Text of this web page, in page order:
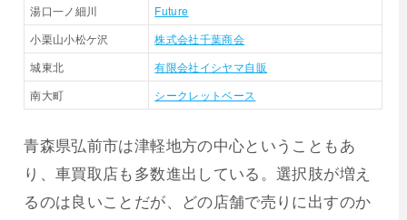
湯口一ノ細川
Future
小栗山小松ケ沢
株式会社千葉商会
城東北
有限会社イシヤマ自販
南大町
シークレットベース
青森県弘前市は津軽地方の中心ということもあ
り、車買取店も多数進出している。選択肢が増え
るのは良いことだが、どの店舗で売りに出すのか